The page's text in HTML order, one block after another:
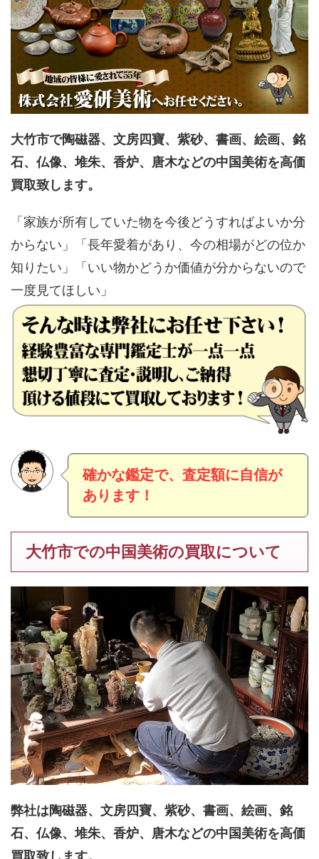
大竹市で陶磁器、文房四寶、紫砂、書画、絵画、銘
石、仏像、堆朱、香炉、唐木などの中国美術を高価
買取致します。
「家族が所有していた物を今後どうすればよいか分
からない」「長年愛着があり、今の相場がどの位か
知りたい」「いい物かどうか価値が分からないので
一度見てほしい」
確かな鑑定で、査定額に自信が
あります！
大竹市での中国美術の買取について
弊社は陶磁器、文房四寶、紫砂、書画、絵画、銘
石、仏像、堆朱、香炉、唐木などの中国美術を高価
買取致します。